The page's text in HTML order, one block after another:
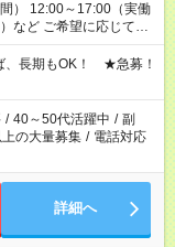
） 12:00～17:00（実働
じて、
へ相談ください！
長期もOK！ ★急募！
/ 40～50代活躍中 / 副
の大量募集 / 電話対応
詳細へ